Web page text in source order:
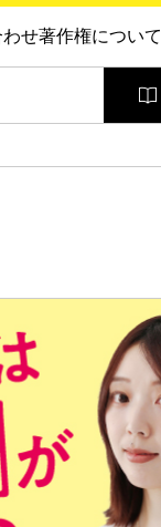
わせ著作権について